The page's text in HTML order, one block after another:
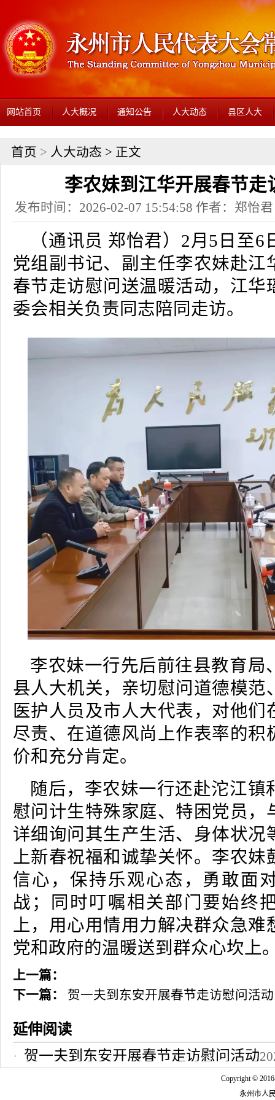
网站首页 人大概况 通知公告 人大动态 县区人大
首页 > 人大动态 > 正文
李农妹到江华开展春节走
发布时间：2026-02-07 15:54:58 作者：郑怡
（通讯员 郑怡君）2月5日至
党组副书记、副主任李农妹赴江
春节走访慰问送温暖活动，江华
委会相关负责同志陪同走访。
李农妹一行先后前往县教育局
县人大机关，亲切慰问道德模范
医护人员及市人大代表，对他们
尽责、在道德风尚上作表率的积
价和充分肯定。
随后，李农妹一行还赴沱江镇
慰问计生特殊家庭、特困党员，
详细询问其生产生活、身体状况
上新春祝福和诚挚关怀。李农妹
信心，保持乐观心态，勇敢面
战；同时叮嘱相关部门要始终
上，用心用情用力解决群众急难
党和政府的温暖送到群众心坎上
上一篇：
下一篇：
贺一夫到东安开展春节走访慰问活动
延伸阅读
贺一夫到东安开展春节走访慰问活动
Copyright ©
永州市人